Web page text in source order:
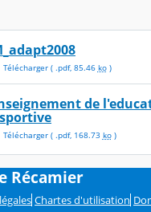
Télécharger( .pdf, 85.46 ko)
de
Télécharger( .pdf, 168.73 ko)
Récamier
Chartes d'utilisation